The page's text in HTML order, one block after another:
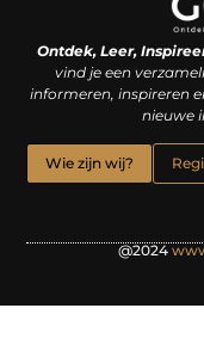
Ontdek, Leer,
vind je een
informeren, inspireren
nieuwe
Wie zijn wij?
@2024